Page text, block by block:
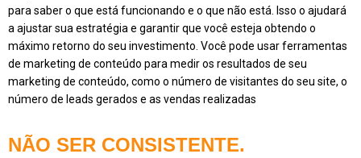
para saber o que está funcionando e o que não está. Isso o ajudará
a ajustar sua estratégia e garantir que você esteja obtendo o
máximo retorno do seu investimento. Você pode usar ferramentas
de marketing de conteúdo para medir os resultados de seu
marketing de conteúdo, como o número de visitantes do seu site, o
número de leads gerados e as vendas realizadas
NÃO SER CONSISTENTE.